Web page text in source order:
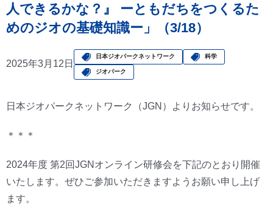
人できるかな？』 ーともだちをつくるた
めのジオの基礎知識ー」（3/18）
2025年3月12日
日本ジオパークネットワーク 科学
ジオパーク
日本ジオパークネットワーク（JGN）よりお知らせです。
＊＊＊
2024年度 第2回JGNオンライン研修会を下記のとおり開催
いたします。ぜひご参加いただきますようお願い申し上げ
ます。